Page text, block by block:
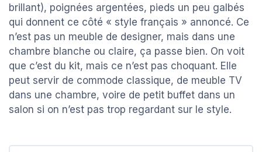
brillant), poignées argentées, pieds un peu galbés
qui donnent ce côté « style français » annoncé. Ce
n’est pas un meuble de designer, mais dans une
chambre blanche ou claire, ça passe bien. On voit
que c’est du kit, mais ce n’est pas choquant. Elle
peut servir de commode classique, de meuble TV
dans une chambre, voire de petit buffet dans un
salon si on n’est pas trop regardant sur le style.